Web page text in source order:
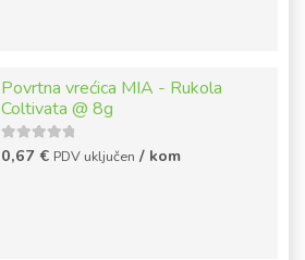
Povrtna vrećica MIA - Rukola
Coltivata @ 8g
5 out of
5
0,67€ PDV uključen / kom